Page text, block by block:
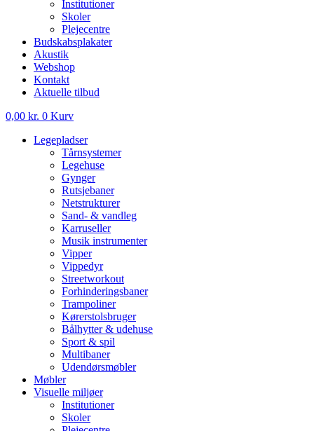
Institutioner
Skoler
Plejecentre
Budskabsplakater
Akustik
Webshop
Kontakt
Aktuelle tilbud
0,00 kr. 0 Kurv
Legepladser
Tårnsystemer
Legehuse
Gynger
Rutsjebaner
Netstrukturer
Sand- & vandleg
Karruseller
Musik instrumenter
Vipper
Vippedyr
Streetworkout
Forhinderingsbaner
Trampoliner
Kørerstolsbruger
Bålhytter & udehuse
Sport & spil
Multibaner
Udendørsmøbler
Møbler
Visuelle miljøer
Institutioner
Skoler